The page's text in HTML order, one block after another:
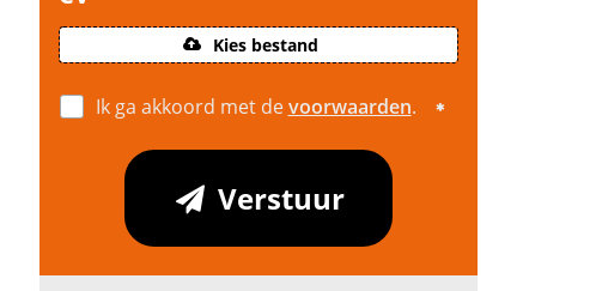
Kies bestand
Ik ga akkoord met devoorwaarden.
Verstuur